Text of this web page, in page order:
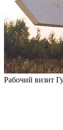
Рабочий визит